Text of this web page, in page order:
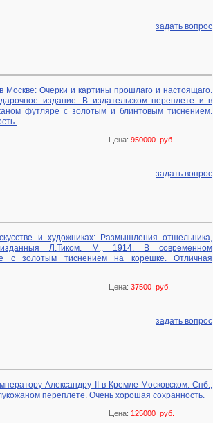
задать вопрос
Очерки и картины прошлаго и настоящаго.
издание. В издательском переплете и в
футляре с золотым и блинтовым тиснением.
Цена: 950000 руб.
задать вопрос
и художниках: Размышления отшельника,
Л.Тиком. М., 1914. В современном
с золотым тиснением на корешке. Отличная
Цена: 37500 руб.
задать вопрос
Александру II в Кремле Московском. Спб.,
переплете. Очень хорошая сохранность.
Цена: 125000 руб.